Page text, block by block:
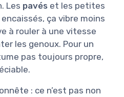
Les pavés et les petites
ça vibre moins
à rouler à une vitesse
les genoux. Pour un
pas toujours propre,
: ce n’est pas non